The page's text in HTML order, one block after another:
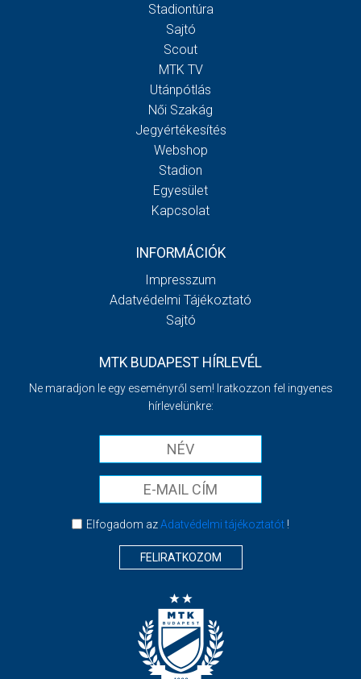
Stadiontúra
Sajtó
Scout
MTK TV
Utánpótlás
Női Szakág
Jegyértékesítés
Webshop
Stadion
Egyesület
Kapcsolat
INFORMÁCIÓK
Impresszum
Adatvédelmi Tájékoztató
Sajtó
MTK BUDAPEST HÍRLEVÉL
Ne maradjon le egy eseményről sem! Iratkozzon fel ingyenes
hírlevelünkre:
Elfogadom azAdatvédelmi tájékoztatót!
FELIRATKOZOM